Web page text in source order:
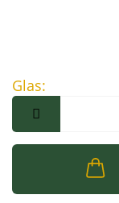
Glas:
Glas